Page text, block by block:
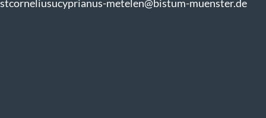
stcorneliusucyprianus-metelen@bistum-muenster.de